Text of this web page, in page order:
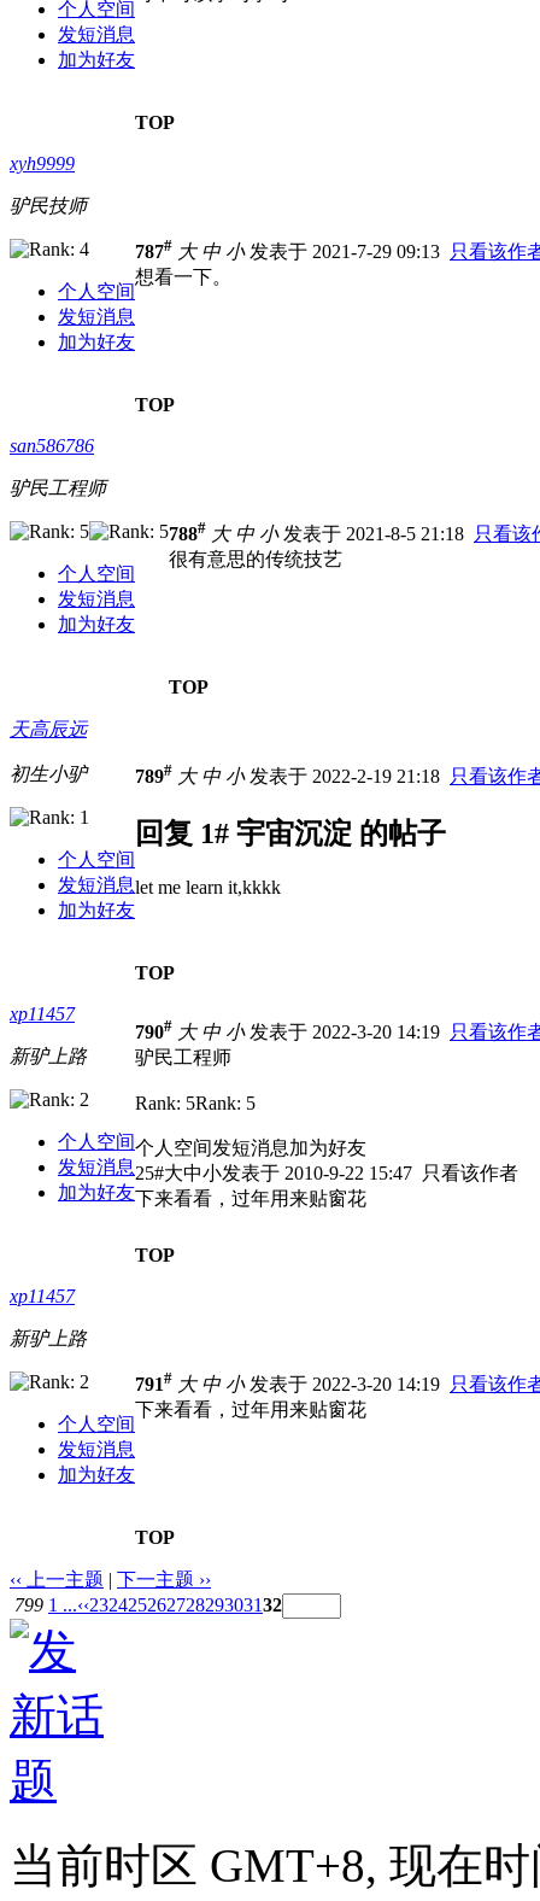
个人空间
发短消息
加为好友
TOP
xyh9999
驴民技师
个人空间
发短消息
加为好友
787# 大 中 小发表于 2021-7-29 09:13 只看该作
想看一下。
TOP
san586786
驴民工程师
个人空间
发短消息
加为好友
788# 大 中 小发表于 2021-8-5 21:18 只看该
很有意思的传统技艺
TOP
天高辰远
初生小驴
个人空间
发短消息
加为好友
789# 大 中 小发表于 2022-2-19 21:18 只看该作
回复 1# 宇宙沉淀 的帖子
let me learn it,kkkk
TOP
xp11457
新驴上路
个人空间
发短消息
加为好友
790# 大 中 小发表于 2022-3-20 14:19 只看该作
驴民工程师
Rank: 5Rank: 5
个人空间发短消息加为好友
25#大中小发表于 2010-9-22 15:47 只看该作者
下来看看，过年用来贴窗花
TOP
xp11457
新驴上路
个人空间
发短消息
加为好友
791# 大 中 小发表于 2022-3-20 14:19 只看该作
下来看看，过年用来贴窗花
TOP
‹‹ 上一主题 | 下一主题 ››
799 1 ...‹‹23242526272829303132
当前时区 GMT+8, 现在